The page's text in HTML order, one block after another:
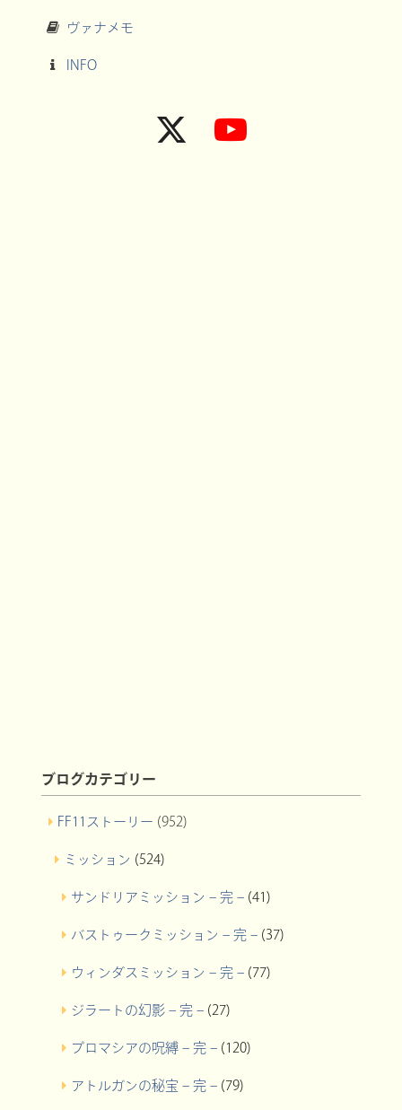
ヴァナメモ
INFO
ブログカテゴリー
FF11ストーリー (952)
ミッション (524)
サンドリアミッション – 完 –(41)
バストゥークミッション – 完 –(37)
ウィンダスミッション – 完 –(77)
ジラートの幻影 – 完 –(27)
プロマシアの呪縛 – 完 –(120)
アトルガンの秘宝 – 完 –(79)